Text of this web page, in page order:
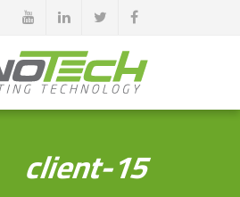
client-15